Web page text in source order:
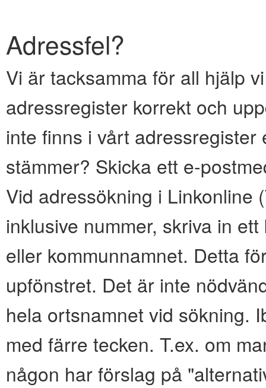
Adressfel?
Vi är tacksamma för all hjälp
adressregister korrekt och
inte finns i vårt
stämmer? Skicka ett e-
Vid adressökning i Linkonline
inklusive nummer, skriva in
eller kommunnamnet. Detta
upfönstret. Det är inte
hela ortsnamnet vid sökning.
med färre tecken. T.ex. om
någon har förslag på